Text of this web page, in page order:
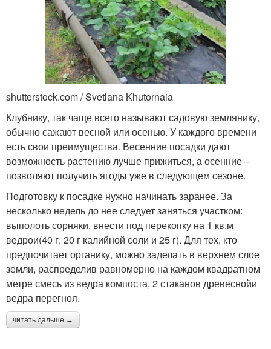
shutterstock.com / Svetlana Khutornaia
Клубнику, так чаще всего называют садовую землянику,
обычно сажают весной или осенью. У каждого времени
есть свои преимущества. Весенние посадки дают
возможность растению лучше прижиться, а осенние –
позволяют получить ягоды уже в следующем сезоне.
Подготовку к посадке нужно начинать заранее. За
несколько недель до нее следует заняться участком:
выполоть сорняки, внести под перекопку на 1 кв.м
ведрои(40 г, 20 г калийной соли и 25 г). Для тех, кто
предпочитает органику, можно заделать в верхнем слое
земли, распределив равномерно на каждом квадратном
метре смесь из ведра компоста, 2 стаканов древеснойи
ведра перегноя.
читать дальше →